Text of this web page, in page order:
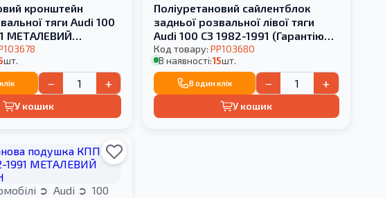
кронштейн
тяги Audi 100
МЕТАЛЕВИЙ
шт.
− +
У кошик
Поліуретановий сайлентблок
задньої розвальної лівої тяги
Audi 100 С3 1982-1991 (Гарантію
на шарову не даємо)
Код товару: PP103680
В наявності:15шт.
В один клік − +
У кошик
Audi
100